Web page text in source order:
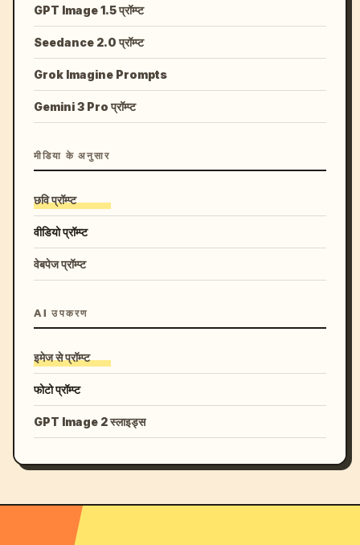
GPT Image 1.5 प्रॉम्प्ट
Seedance 2.0 प्रॉम्प्ट
Grok Imagine Prompts
Gemini 3 Pro प्रॉम्प्ट
मीडिया के अनुसार
छवि प्रॉम्प्ट
वीडियो प्रॉम्प्ट
वेबपेज प्रॉम्प्ट
AI उपकरण
इमेज से प्रॉम्प्ट
फोटो प्रॉम्प्ट
GPT Image 2 स्लाइड्स